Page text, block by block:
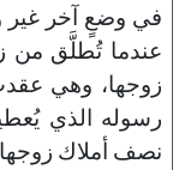
في وضعٍ آخر غير
عندما تُطلَّق من
زوجها، وهي
رسوله الذي
نصف أملاك